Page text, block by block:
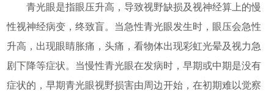
青光眼是指眼压升高，导致视野缺损及视神经算上的慢
性视神经病变，终致盲。当急性青光眼发生时，眼压会急性
升高，出现眼睛胀痛，头痛，看物体出现彩虹光晕及视力急
剧下降等症状。当慢性青光眼在发病时，早期或中期是没有
症状的，早期青光眼视野损害由周边开始，在初期难以觉察